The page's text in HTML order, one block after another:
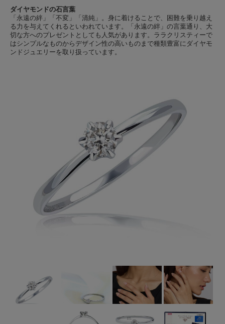
ダイヤモンドの石言葉
「永遠の絆」「不変」「清純」。身に着けることで、困難を乗り越え
る力を与えてくれるといわれています。「永遠の絆」の言葉通り、大
切な方へのプレゼントとしても人気があります。ララクリスティーで
はシンプルなものからデザイン性の高いものまで種類豊富にダイヤモ
ンドジュエリーを取り扱っています。